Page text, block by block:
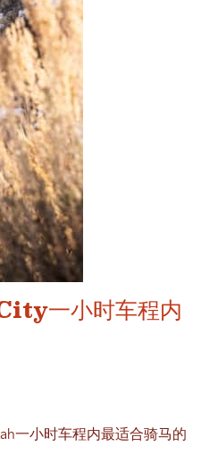
一小时车程内
一小时车程内最适合骑马的